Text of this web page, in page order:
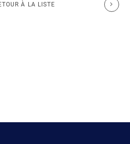
À LA LISTE